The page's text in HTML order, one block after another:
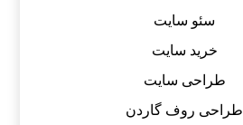
سئو سایت
خرید سایت
طراحی سایت
طراحی روف گاردن